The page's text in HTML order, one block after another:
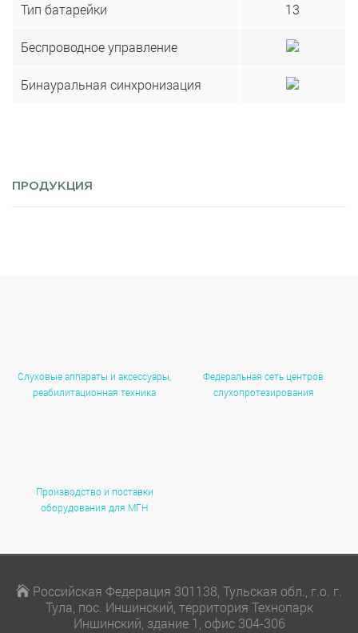
Тип батарейки 13
Беспроводное управление
Бинауральная синхронизация
ПРОДУКЦИЯ
Слуховые аппараты и аксессуары,
реабилитационная техника
Федеральная сеть центров
слухопротезирования
Производство и поставки
оборудования для МГН
Российская Федерация 301138, Тульская обл., г.о. г.
Тула, пос. Иншинский, территория Технопарк
Иншинский, здание 1, офис 304-306